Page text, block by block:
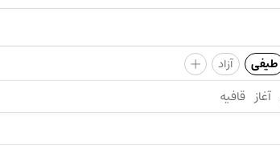
طیفی آزاد +
آغاز قافیه